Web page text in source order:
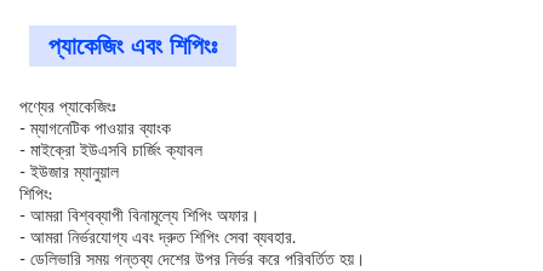
প্যাকেজিং এবং শিপিংঃ
পণ্যের প্যাকেজিংঃ
- ম্যাগনেটিক পাওয়ার ব্যাংক
- মাইক্রো ইউএসবি চার্জিং ক্যাবল
- ইউজার ম্যানুয়াল
শিপিং:
- আমরা বিশ্বব্যাপী বিনামূল্যে শিপিং অফার।
- আমরা নির্ভরযোগ্য এবং দ্রুত শিপিং সেবা ব্যবহার.
- ডেলিভারি সময় গন্তব্য দেশের উপর নির্ভর করে পরিবর্তিত হয়।